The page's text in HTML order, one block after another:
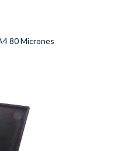
80 Micrones